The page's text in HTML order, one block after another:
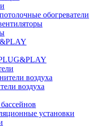
обогреватели
воздуха
воздуха
установки